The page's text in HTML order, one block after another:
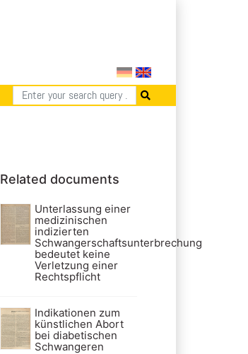
Related documents
Unterlassung einer
medizinischen
indizierten
Schwangerschaftsunterbrechung
bedeutet keine
Verletzung einer
Rechtspflicht
Indikationen zum
künstlichen Abort
bei diabetischen
Schwangeren